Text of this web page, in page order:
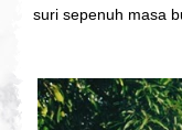
suri sepenuh masa